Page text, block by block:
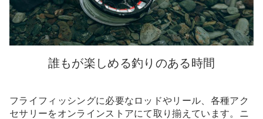
誰もが楽しめる釣りのある時間
フライフィッシングに必要なロッドやリール、各種アク
セサリーをオンラインストアにて取り揃えています。ニ